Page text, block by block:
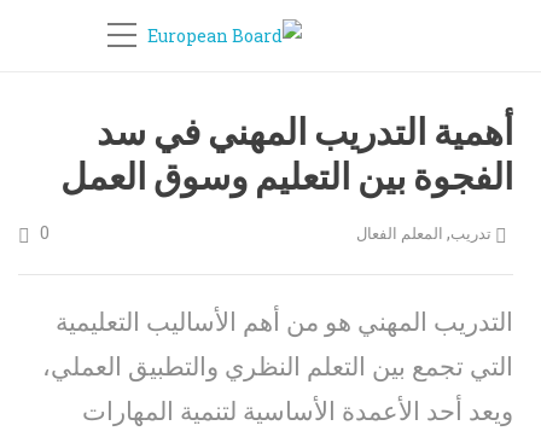
أهمية التدريب المهني في سد
الفجوة بين التعليم وسوق العمل
تدريب, المعلم الفعال 0
التدريب المهني هو من أهم الأساليب التعليمية
التي تجمع بين التعلم النظري والتطبيق العملي،
ويعد أحد الأعمدة الأساسية لتنمية المهارات